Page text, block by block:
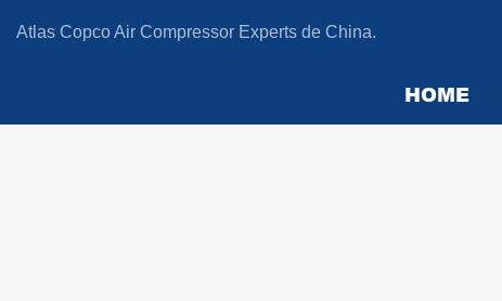
Atlas Copco Air Compressor Experts de China.
HOME